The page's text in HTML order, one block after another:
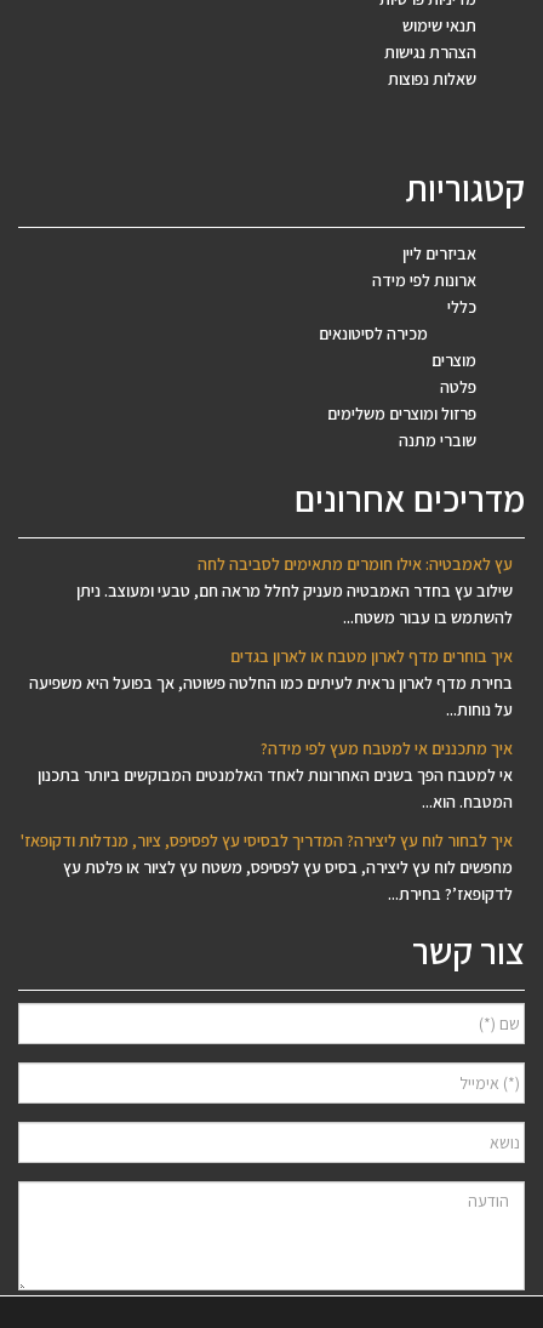
תנאי שימוש
הצהרת נגישות
שאלות נפוצות
קטגוריות
אביזרים ליין
ארונות לפי מידה
כללי
מכירה לסיטונאים
מוצרים
פלטה
פרזול ומוצרים משלימים
שוברי מתנה
מדריכים אחרונים
עץ לאמבטיה: אילו חומרים מתאימים לסביבה לחה
שילוב עץ בחדר האמבטיה מעניק לחלל מראה חם, טבעי ומעוצב. ניתן
להשתמש בו עבור משטח...
איך בוחרים מדף לארון מטבח או לארון בגדים
בחירת מדף לארון נראית לעיתים כמו החלטה פשוטה, אך בפועל היא משפיעה
על נוחות...
איך מתכננים אי למטבח מעץ לפי מידה?
אי למטבח הפך בשנים האחרונות לאחד האלמנטים המבוקשים ביותר בתכנון
המטבח. הוא...
איך לבחור לוח עץ ליצירה? המדריך לבסיסי עץ לפסיפס, ציור, מנדלות ודקופאז'
מחפשים לוח עץ ליצירה, בסיס עץ לפסיפס, משטח עץ לציור או פלטת עץ
לדקופאז’? בחירת...
צור קשר